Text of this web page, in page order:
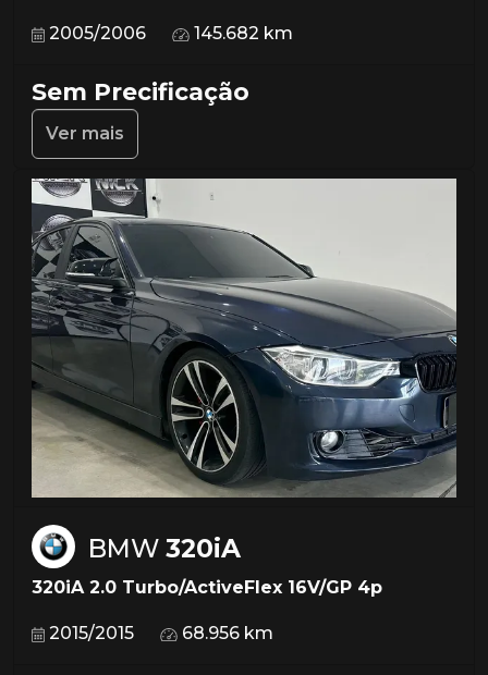
2005/2006 145.682 km
Sem Precificação
Ver mais
BMW 320iA
320iA 2.0 Turbo/ActiveFlex 16V/GP 4p
2015/2015 68.956 km